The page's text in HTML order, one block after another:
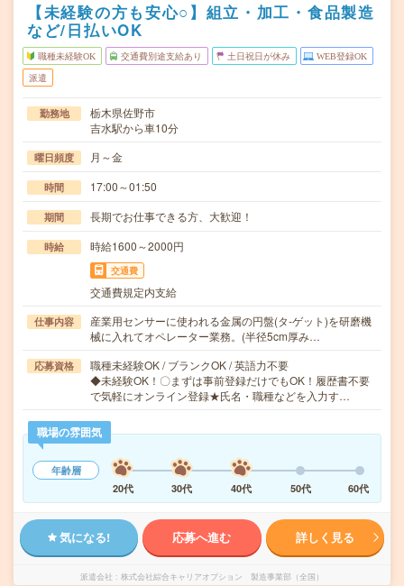
【未経験の方も安心○】組立・加工・食品製造
など/日払いOK
職種未経験OK 交通費別途支給あり 土日祝日が休み WEB登録OK
派遣
勤務地
栃木県佐野市
吉水駅から車10分
曜日頻度 月～金
時間 17:00～01:50
期間 長期でお仕事できる方、大歓迎！
時給 時給1600～2000円
交通費
交通費規定内支給
仕事内容
産業用センサーに使われる金属の円盤(タ‐ゲット)を研磨機
械に入れてオペレーター業務。(半径5cm厚み…
応募資格
職種未経験OK / ブランクOK / 英語力不要
◆未経験OK！〇まずは事前登録だけでもOK！履歴書不要
で気軽にオンライン登録★氏名・職種などを入力す…
職場の雰囲気
年齢層
20代
30代 40代 50代 60代
気になる! 応募へ進む 詳しく見る
派遣会社 株式会社綜合キャリアオプション 製造事業部（全国）